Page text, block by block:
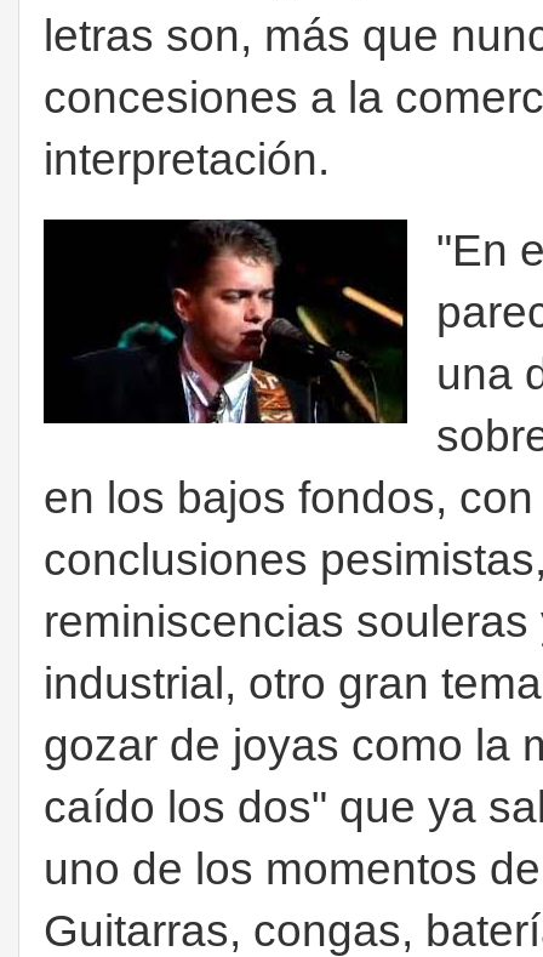
letras son, más que
concesiones a la
interpretación.
"En
una
en los bajos fondos,
conclusiones
reminiscencias
industrial, otro gran
gozar de joyas como la
caído los dos" que ya
uno de los momentos
Guitarras, congas,